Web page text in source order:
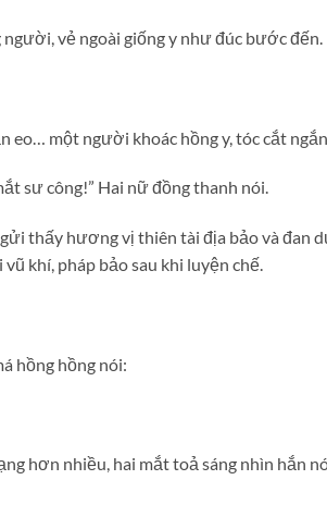
vẻ ngoài giống y như đúc bước đến.
một người khoác hồng y, tóc cắt ngắn
sư công!” Hai nữ đồng thanh nói.
thấy hương vị thiên tài địa bảo và đan
khí, pháp bảo sau khi luyện chế.
hồng hồng nói:
hơn nhiều, hai mắt toả sáng nhìn hắn